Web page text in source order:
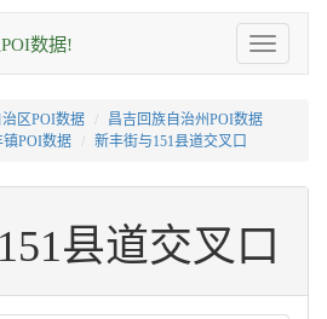
Toggle
navigation
数据!
区POI数据
昌吉回族自治州POI数据
镇POI数据 新丰街与151县道交叉口
县道交叉口